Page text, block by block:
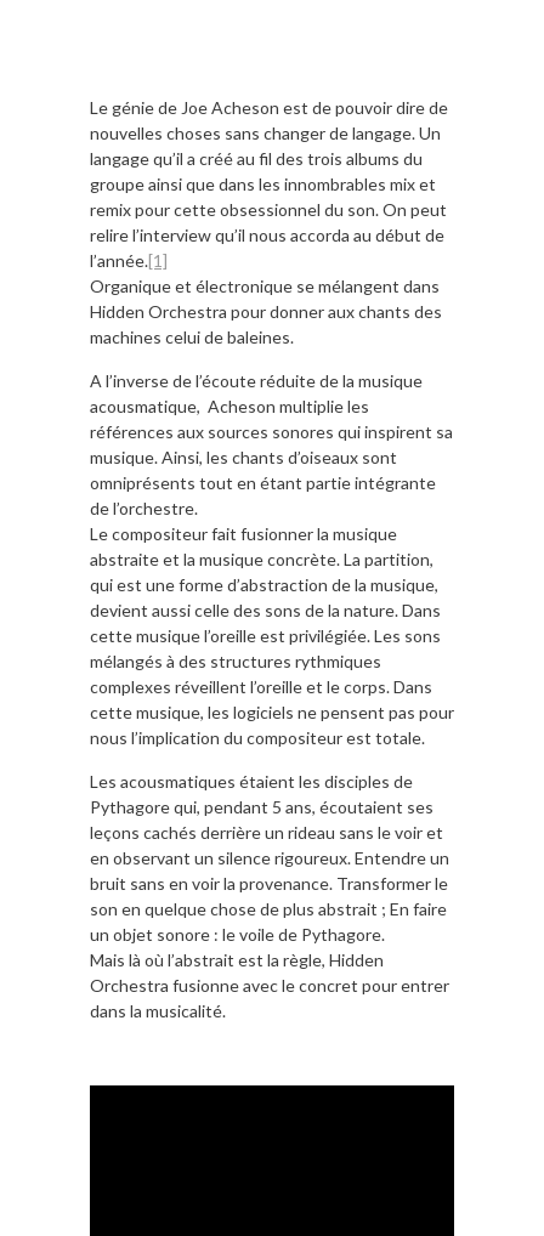
Le génie de Joe Acheson est de pouvoir dire de
nouvelles choses sans changer de langage. Un
langage qu’il a créé au fil des trois albums du
groupe ainsi que dans les innombrables mix et
remix pour cette obsessionnel du son. On peut
relire l’interview qu’il nous accorda au début de
l’année.[1]
Organique et électronique se mélangent dans
Hidden Orchestra pour donner aux chants des
machines celui de baleines.
A l’inverse de l’écoute réduite de la musique
acousmatique, Acheson multiplie les
références aux sources sonores qui inspirent sa
musique. Ainsi, les chants d’oiseaux sont
omniprésents tout en étant partie intégrante
de l’orchestre.
Le compositeur fait fusionner la musique
abstraite et la musique concrète. La partition,
qui est une forme d’abstraction de la musique,
devient aussi celle des sons de la nature. Dans
cette musique l’oreille est privilégiée. Les sons
mélangés à des structures rythmiques
complexes réveillent l’oreille et le corps. Dans
cette musique, les logiciels ne pensent pas pour
nous l’implication du compositeur est totale.
Les acousmatiques étaient les disciples de
Pythagore qui, pendant 5 ans, écoutaient ses
leçons cachés derrière un rideau sans le voir et
en observant un silence rigoureux. Entendre un
bruit sans en voir la provenance. Transformer le
son en quelque chose de plus abstrait ; En faire
un objet sonore : le voile de Pythagore.
Mais là où l’abstrait est la règle, Hidden
Orchestra fusionne avec le concret pour entrer
dans la musicalité.